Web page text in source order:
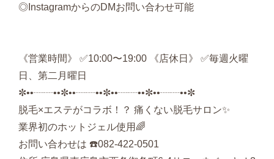
◎InstagramからのDMお問い合わせ可能
《営業時間》 ✅10:00〜19:00 《店休日》 ✅毎週火曜
日、第二月曜日
✼••┈┈••✼••┈┈••✼••┈┈••✼••┈┈••✼
脱毛×エステがコラボ！？ 痛くない脱毛サロン✨
業界初のホットジェル使用🌈
お問い合わせは ☎️082-422-0501